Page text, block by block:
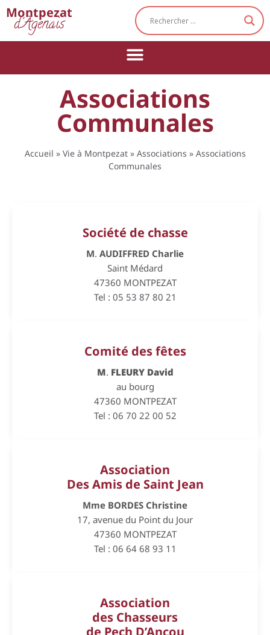
Montpezat
d'Agenais
Associations
Communales
Accueil » Vie à Montpezat» Associations » Associations
Communales
Société de chasse
M. AUDIFFRED Charlie
Saint Médard
47360 MONTPEZAT
Tel : 05 53 87 80 21
Comité des fêtes
M. FLEURY David
au bourg
47360 MONTPEZAT
Tel : 06 70 22 00 52
Association
Des Amis de Saint Jean
Mme BORDES Christine
17, avenue du Point du Jour
47360 MONTPEZAT
Tel : 06 64 68 93 11
Association
des Chasseurs
de Pech D’Ancou
Cookies management panel